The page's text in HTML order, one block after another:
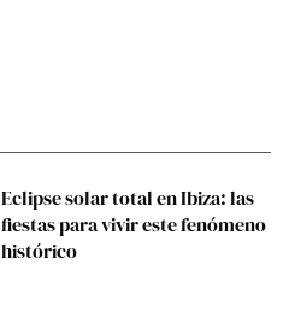
Eclipse solar total en Ibiza: las
fiestas para vivir este fenómeno
histórico